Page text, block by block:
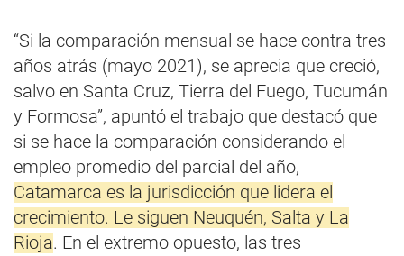
“Si la comparación mensual se hace contra tres
años atrás (mayo 2021), se aprecia que creció,
salvo en Santa Cruz, Tierra del Fuego, Tucumán
y Formosa”, apuntó el trabajo que destacó que
si se hace la comparación considerando el
empleo promedio del parcial del año,
Catamarca es la jurisdicción que lidera el
crecimiento. Le siguen Neuquén, Salta y La
Rioja. En el extremo opuesto, las tres